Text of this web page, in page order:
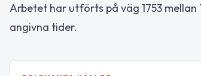
Arbetet har utförts på väg 1753
angivna tider.